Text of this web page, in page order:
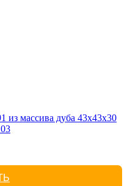
из массива дуба 43х43х30